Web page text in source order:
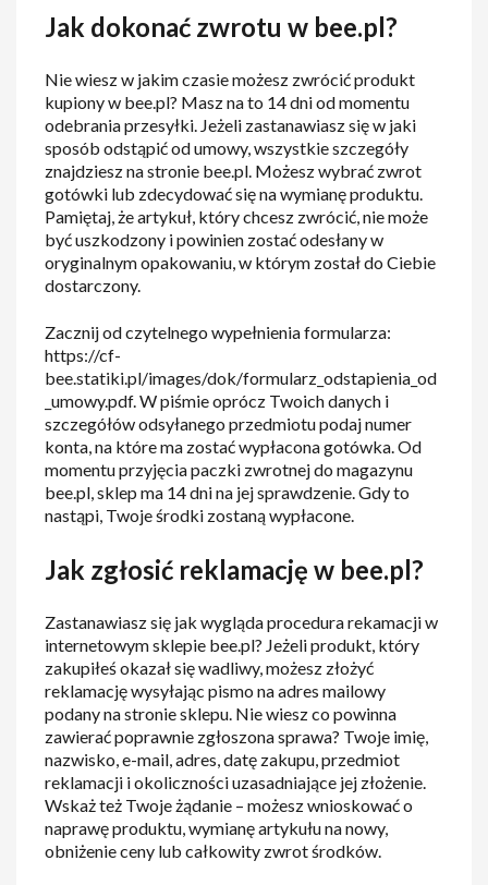
Jak dokonać zwrotu w bee.pl?
Nie wiesz w jakim czasie możesz zwrócić produkt
kupiony w bee.pl? Masz na to 14 dni od momentu
odebrania przesyłki. Jeżeli zastanawiasz się w jaki
sposób odstąpić od umowy, wszystkie szczegóły
znajdziesz na stronie bee.pl. Możesz wybrać zwrot
gotówki lub zdecydować się na wymianę produktu.
Pamiętaj, że artykuł, który chcesz zwrócić, nie może
być uszkodzony i powinien zostać odesłany w
oryginalnym opakowaniu, w którym został do Ciebie
dostarczony.
Zacznij od czytelnego wypełnienia formularza:
https://cf-
bee.statiki.pl/images/dok/formularz_odstapienia_od
_umowy.pdf. W piśmie oprócz Twoich danych i
szczegółów odsyłanego przedmiotu podaj numer
konta, na które ma zostać wypłacona gotówka. Od
momentu przyjęcia paczki zwrotnej do magazynu
bee.pl, sklep ma 14 dni na jej sprawdzenie. Gdy to
nastąpi, Twoje środki zostaną wypłacone.
Jak zgłosić reklamację w bee.pl?
Zastanawiasz się jak wygląda procedura rekamacji w
internetowym sklepie bee.pl? Jeżeli produkt, który
zakupiłeś okazał się wadliwy, możesz złożyć
reklamację wysyłając pismo na adres mailowy
podany na stronie sklepu. Nie wiesz co powinna
zawierać poprawnie zgłoszona sprawa? Twoje imię,
nazwisko, e-mail, adres, datę zakupu, przedmiot
reklamacji i okoliczności uzasadniające jej złożenie.
Wskaż też Twoje żądanie – możesz wnioskować o
naprawę produktu, wymianę artykułu na nowy,
obniżenie ceny lub całkowity zwrot środków.